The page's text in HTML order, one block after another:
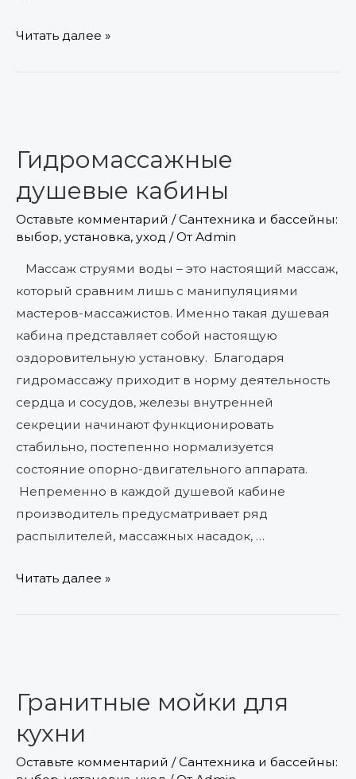
Читать далее »
Гидромассажные
душевые кабины
Оставьте комментарий /Сантехника и бассейны:
выбор, установка, уход / От Admin
Массаж струями воды – это настоящий массаж,
который сравним лишь с манипуляциями
мастеров-массажистов. Именно такая душевая
кабина представляет собой настоящую
оздоровительную установку. Благодаря
гидромассажу приходит в норму деятельность
сердца и сосудов, железы внутренней
секреции начинают функционировать
стабильно, постепенно нормализуется
состояние опорно-двигательного аппарата.
Непременно в каждой душевой кабине
производитель предусматривает ряд
распылителей, массажных насадок, …
кабины
Читать далее »
Гранитные мойки для
кухни
Оставьте комментарий /Сантехника и бассейны:
для